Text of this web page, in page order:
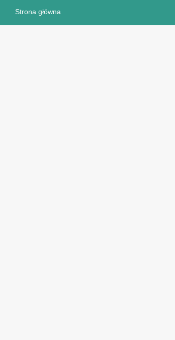
Strona główna